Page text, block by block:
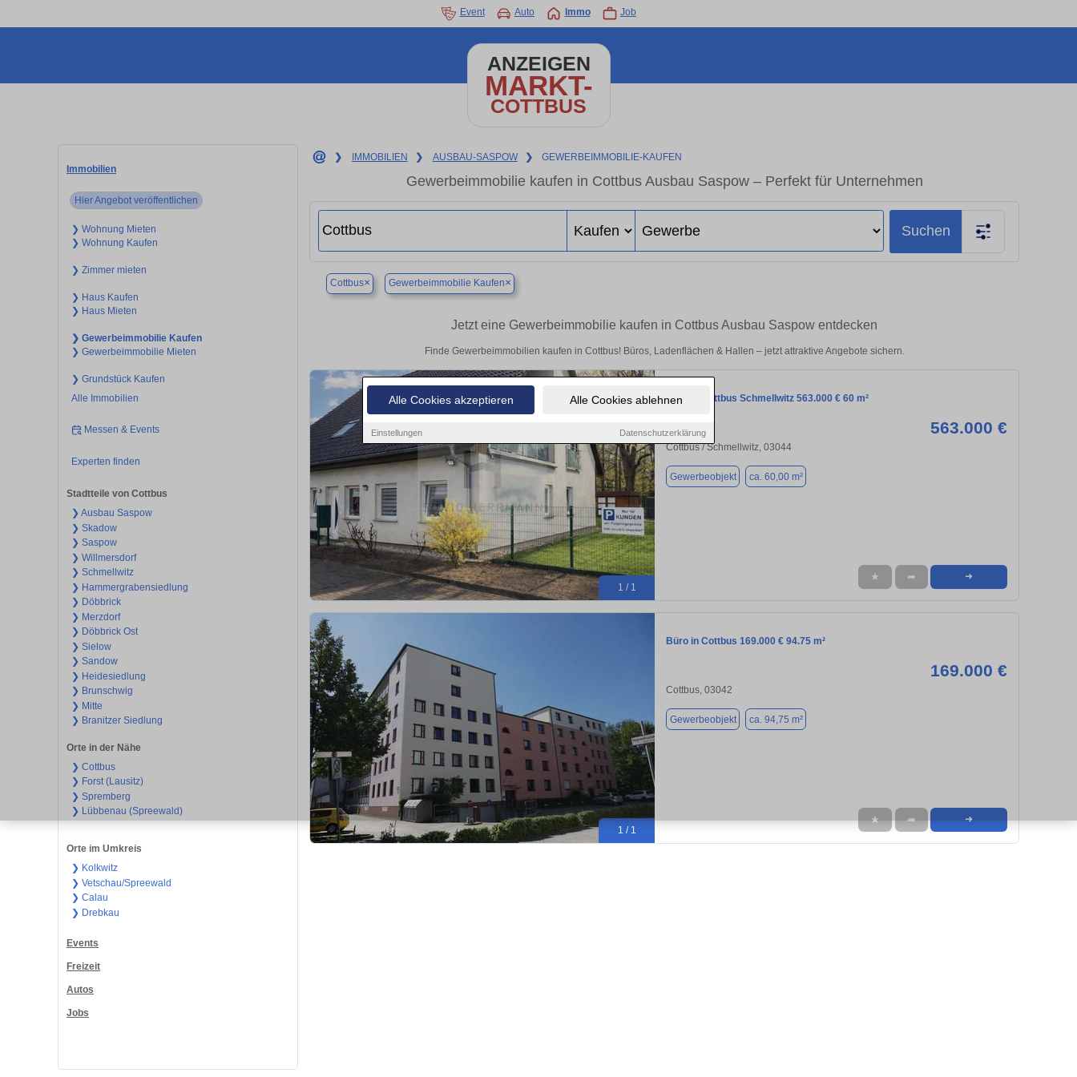
Alle Cookies akzeptieren Alle Cookies ablehnen
Einstellungen Datenschutzerklärung
Event Auto Immo Job
ANZEIGEN
MARKT-
COTTBUS
Immobilien
Hier Angebot veröffentlichen
❯ Wohnung Mieten
❯ Wohnung Kaufen
❯ Zimmer mieten
❯ Haus Kaufen
❯ Haus Mieten
❯ Gewerbeimmobilie Kaufen
❯ Gewerbeimmobilie Mieten
❯ Grundstück Kaufen
Alle Immobilien
Messen & Events
Experten finden
Stadtteile von Cottbus
❯ Ausbau Saspow
❯ Skadow
❯ Saspow
❯ Willmersdorf
❯ Schmellwitz
❯ Hammergrabensiedlung
❯ Döbbrick
❯ Merzdorf
❯ Döbbrick Ost
❯ Sielow
❯ Sandow
❯ Heidesiedlung
❯ Brunschwig
❯ Mitte
❯ Branitzer Siedlung
Orte in der Nähe
❯ Cottbus
❯ Forst (Lausitz)
❯ Spremberg
❯ Lübbenau (Spreewald)
Orte im Umkreis
❯ Kolkwitz
❯ Vetschau/Spreewald
❯ Calau
❯ Drebkau
Events
Freizeit
Autos
Jobs
❯ IMMOBILIEN ❯ AUSBAU-SASPOW ❯ GEWERBEIMMOBILIE-KAUFEN
Gewerbeimmobilie kaufen in Cottbus Ausbau Saspow – Perfekt für Unternehmen
Suchen
Cottbus× Gewerbeimmobilie Kaufen×
Jetzt eine Gewerbeimmobilie kaufen in Cottbus Ausbau Saspow entdecken
Finde Gewerbeimmobilien kaufen in Cottbus! Büros, Ladenflächen & Hallen – jetzt attraktive Angebote sichern.
1 / 1
Büro in Cottbus Schmellwitz 563.000 € 60 m²
563.000 €
Cottbus / Schmellwitz, 03044
Gewerbeobjekt ca. 60,00 m²
★ ➦ ➜
1 / 1
Büro in Cottbus 169.000 € 94.75 m²
169.000 €
Cottbus, 03042
Gewerbeobjekt ca. 94,75 m²
★ ➦ ➜